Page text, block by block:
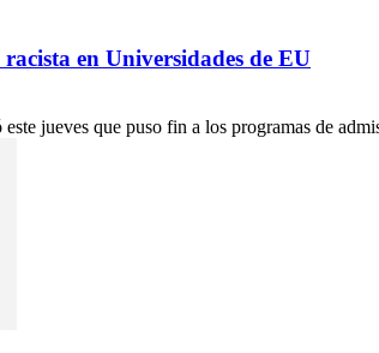
en Universidades de EU
jueves que puso fin a los programas de